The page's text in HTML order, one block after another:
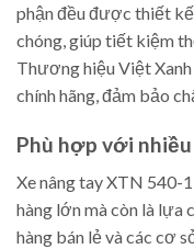
phận đều được thiết
chóng, giúp tiết kiệm
Thương hiệu Việt
chính hãng, đảm bảo
Phù hợp với
Xe nâng tay XTN 540-
hàng lớn mà còn là lựa
hàng bán lẻ và các cơ